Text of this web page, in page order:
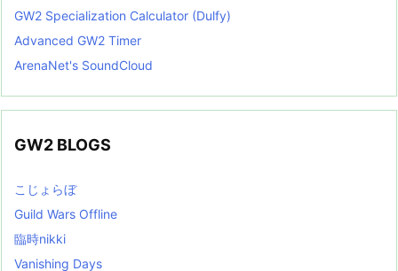
GW2 Specialization Calculator (Dulfy)
Advanced GW2 Timer
ArenaNet's SoundCloud
GW2 BLOGS
こじょらぼ
Guild Wars Offline
臨時nikki
Vanishing Days